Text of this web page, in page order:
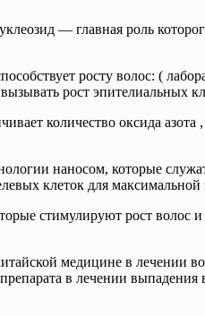
— главная роль
росту волос: (
рост эпителиальных
количество оксида азота
наносом,которые
клеток для максимальной
стимулируют рост волос
медицине в лечении
в лечении